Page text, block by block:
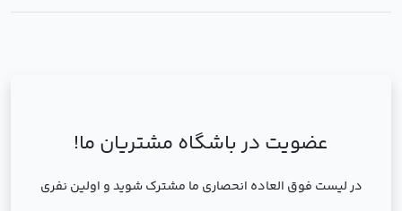
عضویت در باشگاه مشتریان ما!
در لیست فوق العاده انحصاری ما مشترک شوید و اولین نفری